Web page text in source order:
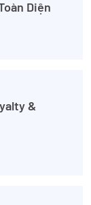
Diện
&